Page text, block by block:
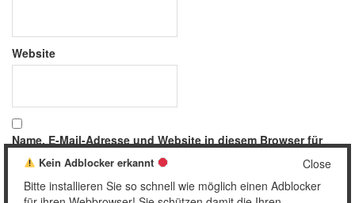
Website
Name, E-Mail-Adresse und Website in diesem Browser für
meinen nächsten Kommentar speichern.
Close
Kein Adblocker erkannt
Bitte installieren Sie so schnell wie möglich einen Adblocker